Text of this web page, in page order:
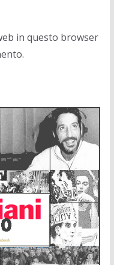
in questo browser